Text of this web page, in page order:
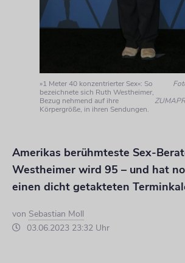
»1 Meter 40 konzentrierter Sex«: So
bezeichnete sich Ruth Westheimer,
Bezug nehmend auf ihre
Körpergröße, in ihren Sendungen.
Amerikas berühmteste Sex-
Westheimer wird 95 – und hat
einen dicht getakteten
von Sebastian Moll
03.06.2023 23:32 Uhr